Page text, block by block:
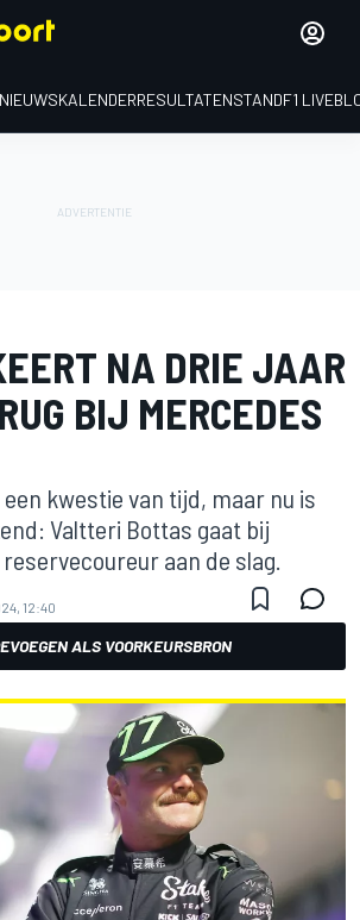
NIEUWSKALENDERRESULTATENSTANDF1
NA DRIE JAAR
BIJ MERCEDES
kwestie van tijd, maar nu is
Valtteri Bottas gaat bij
aan de slag.
12:40
ALS VOORKEURSBRON